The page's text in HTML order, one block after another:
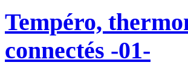
Tempéro,
connectés -01-